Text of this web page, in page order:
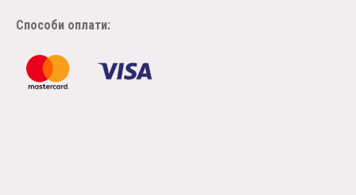
Способи оплати: